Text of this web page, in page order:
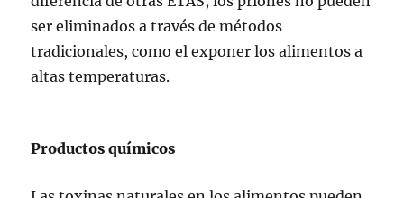
ser eliminados a través de métodos
tradicionales, como el exponer los alimentos a
altas temperaturas.
Productos químicos